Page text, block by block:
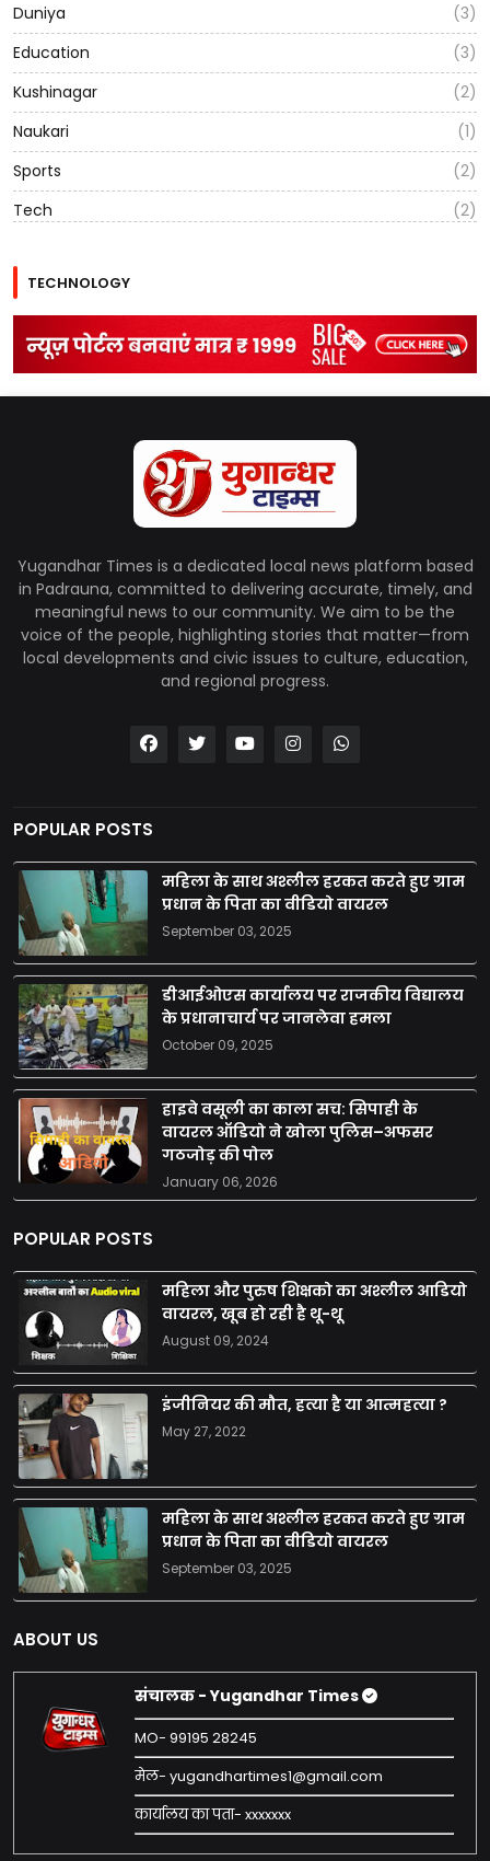
Duniya
(3)
Education
(3)
Kushinagar
(2)
Naukari
(1)
Sports
(2)
Tech
(2)
TECHNOLOGY
Yugandhar Times is a dedicated local news platform based
in Padrauna, committed to delivering accurate, timely, and
meaningful news to our community. We aim to be the
voice of the people, highlighting stories that matter—from
local developments and civic issues to culture, education,
and regional progress.
POPULAR POSTS
महिला के साथ अश्लील हरकत करते हुए ग्राम
प्रधान के पिता का वीडियो वायरल
September 03, 2025
डीआईओएस कार्यालय पर राजकीय विद्यालय
के प्रधानाचार्य पर जानलेवा हमला
October 09, 2025
हाइवे वसूली का काला सच: सिपाही के
वायरल ऑडियो ने खोला पुलिस–अफसर
गठजोड़ की पोल
January 06, 2026
POPULAR POSTS
महिला और पुरुष शिक्षको का अश्लील आडियो
वायरल, खूब हो रही है थू-थू
August 09, 2024
इंजीनियर की मौत, हत्या है या आत्महत्या ?
May 27, 2022
महिला के साथ अश्लील हरकत करते हुए ग्राम
प्रधान के पिता का वीडियो वायरल
September 03, 2025
ABOUT US
संचालक - Yugandhar Times
MO- 99195 28245
मेल- yugandhartimes1@gmail.com
कार्यालय का पता- xxxxxxx